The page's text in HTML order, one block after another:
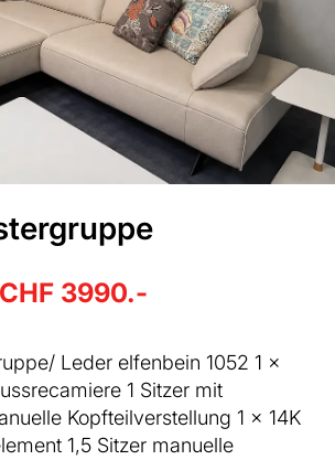
CHF 3990.-
Leder elfenbein 1052 1 x
1 Sitzer mit
Kopfteilverstellung 1 x 14K
1,5 Sitzer manuelle